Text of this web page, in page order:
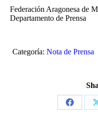
Federación Aragonesa de
Departamento de Prensa
Categoría: Nota de Prensa
Share